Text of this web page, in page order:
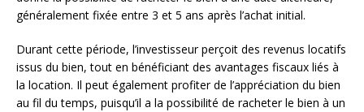
généralement fixée entre 3 et 5 ans après l’achat initial.
Durant cette période, l’investisseur perçoit des revenus locatifs
issus du bien, tout en bénéficiant des avantages fiscaux liés à
la location. Il peut également profiter de l’appréciation du bien
au fil du temps, puisqu’il a la possibilité de racheter le bien à un